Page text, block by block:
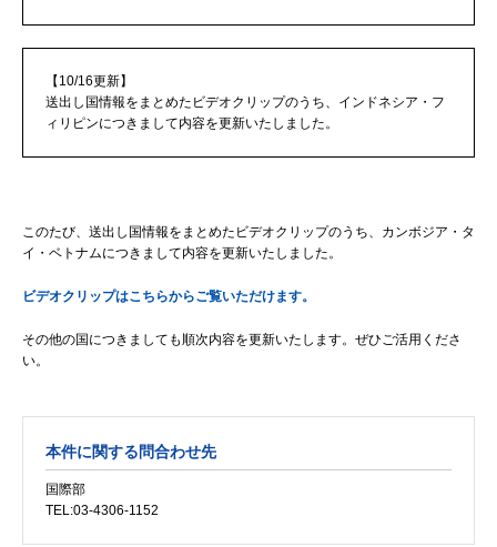
【10/16更新】
送出し国情報をまとめたビデオクリップのうち、インドネシア・フ
ィリピンにつきまして内容を更新いたしました。
このたび、送出し国情報をまとめたビデオクリップのうち、カンボジア・タ
イ・ベトナムにつきまして内容を更新いたしました。
ビデオクリップはこちらからご覧いただけます。
その他の国につきましても順次内容を更新いたします。ぜひご活用くださ
い。
本件に関する問合わせ先
国際部
TEL:03-4306-1152